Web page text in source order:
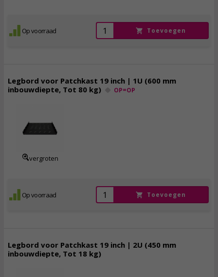
Op voorraad Toevoegen
Legbord voor Patchkast 19 inch | 1U (600 mm
inbouwdiepte, Tot 80 kg)
OP=OP
vergroten
Op voorraad Toevoegen
Legbord voor Patchkast 19 inch | 2U (450 mm
inbouwdiepte, Tot 18 kg)